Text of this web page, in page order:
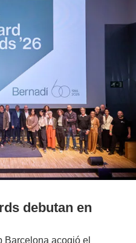
debutan en
Barcelona acogió el